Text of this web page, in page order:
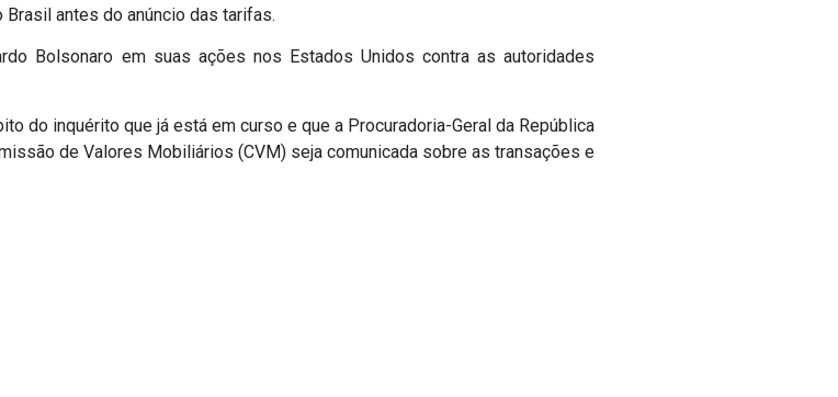
antes do anúncio das tarifas.
Bolsonaro em suas ações nos Estados Unidos contra as autoridades
do inquérito que já está em curso e que a Procuradoria-Geral da República
de Valores Mobiliários (CVM) seja comunicada sobre as transações e